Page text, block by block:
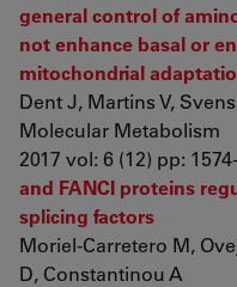
general control of
not enhance basal or
mitochondrial
Dent J, Martins V,
Molecular Metabolism
2017 vol: 6 (12) pp:
and FANCI proteins
splicing factors
Moriel-Carretero M,
D, Constantinou A